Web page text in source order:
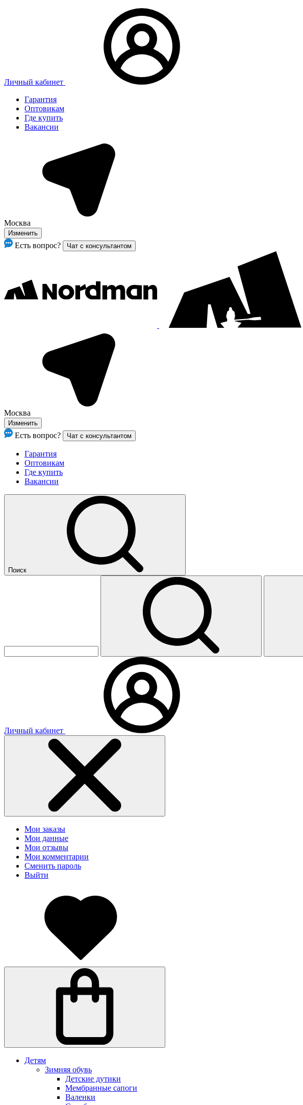
Личный кабинет
Гарантия
Оптовикам
Где купить
Вакансии
Москва
Изменить
Есть вопрос? Чат с консультантом
Москва
Изменить
Есть вопрос? Чат с консультантом
Гарантия
Оптовикам
Где купить
Вакансии
Поиск
Личный кабинет
Мои заказы
Мои данные
Мои отзывы
Мои комментарии
Сменить пароль
Выйти
Детям
Зимняя обувь
Детские дутики
Мембранные сапоги
Валенки